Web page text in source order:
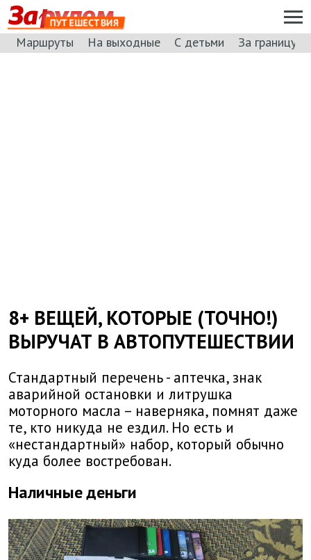
ПУТЕШЕСТВИЯ
Маршруты На выходные С детьми За границу
8+ ВЕЩЕЙ, КОТОРЫЕ (ТОЧНО!)
ВЫРУЧАТ В АВТОПУТЕШЕСТВИИ
Стандартный перечень - аптечка, знак
аварийной остановки и литрушка
моторного масла – наверняка, помнят даже
те, кто никуда не ездил. Но есть и
«нестандартный» набор, который обычно
куда более востребован.
Наличные деньги